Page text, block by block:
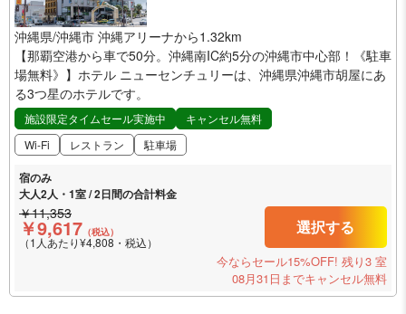
沖縄県/沖縄市 沖縄アリーナから1.32km
【那覇空港から車で50分。沖縄南IC約5分の沖縄市中心部！《駐車
場無料》】ホテル ニューセンチュリーは、沖縄県沖縄市胡屋にあ
る3つ星のホテルです。
施設限定タイムセール実施中
キャンセル無料
Wi-Fi
レストラン 駐車場
宿のみ
大人2人・1室 / 2日間の合計料金
￥11,353
￥9,617 （税込）
（1人あたり¥4,808・税込）
選択する
今ならセール15%OFF! 残り3 室
08月31日までキャンセル無料